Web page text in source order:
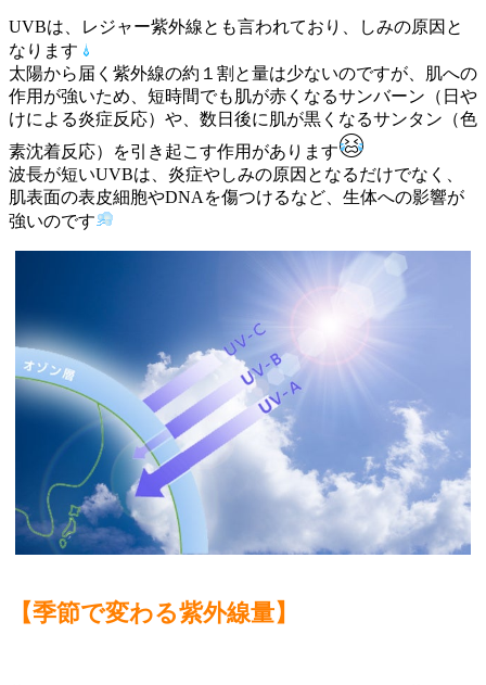
UVBは、レジャー紫外線とも言われており、しみの原因と
なります
太陽から届く紫外線の約１割と量は少ないのですが、肌への
作用が強いため、短時間でも肌が赤くなるサンバーン（日や
けによる炎症反応）や、数日後に肌が黒くなるサンタン（色
素沈着反応）を引き起こす作用があります
波長が短いUVBは、炎症やしみの原因となるだけでなく、
肌表面の表皮細胞やDNAを傷つけるなど、生体への影響が
強いのです
【季節で変わる紫外線量】